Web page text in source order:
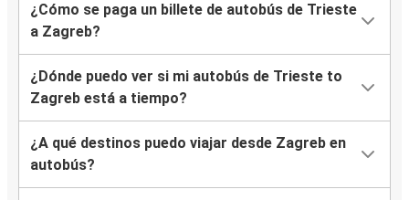
¿Cómo se paga un billete de autobús de Trieste
a Zagreb?
¿Dónde puedo ver si mi autobús de Trieste to
Zagreb está a tiempo?
¿A qué destinos puedo viajar desde Zagreb en
autobús?